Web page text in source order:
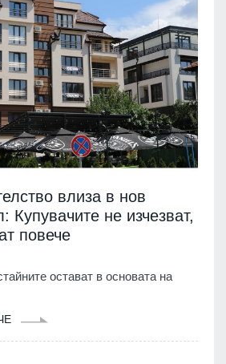
влиза в нов
Купувачите не изчезват,
повече
остават в основата на